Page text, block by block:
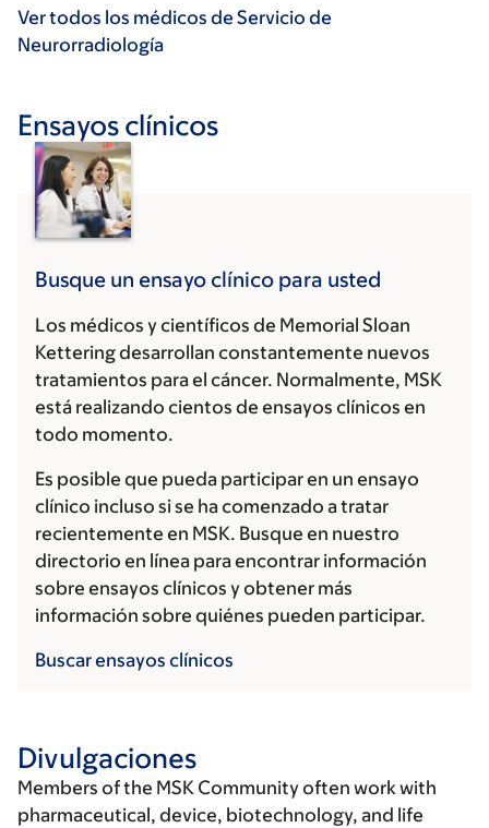
Ver todos los médicos de Servicio de
Neurorradiología
Ensayos clínicos
Busque un ensayo clínico para usted
Los médicos y científicos de Memorial Sloan
Kettering desarrollan constantemente nuevos
tratamientos para el cáncer. Normalmente, MSK
está realizando cientos de ensayos clínicos en
todo momento.
Es posible que pueda participar en un ensayo
clínico incluso si se ha comenzado a tratar
recientemente en MSK. Busque en nuestro
directorio en línea para encontrar información
sobre ensayos clínicos y obtener más
información sobre quiénes pueden participar.
Buscar ensayos clínicos
Divulgaciones
Members of the MSK Community often work with
pharmaceutical, device, biotechnology, and life